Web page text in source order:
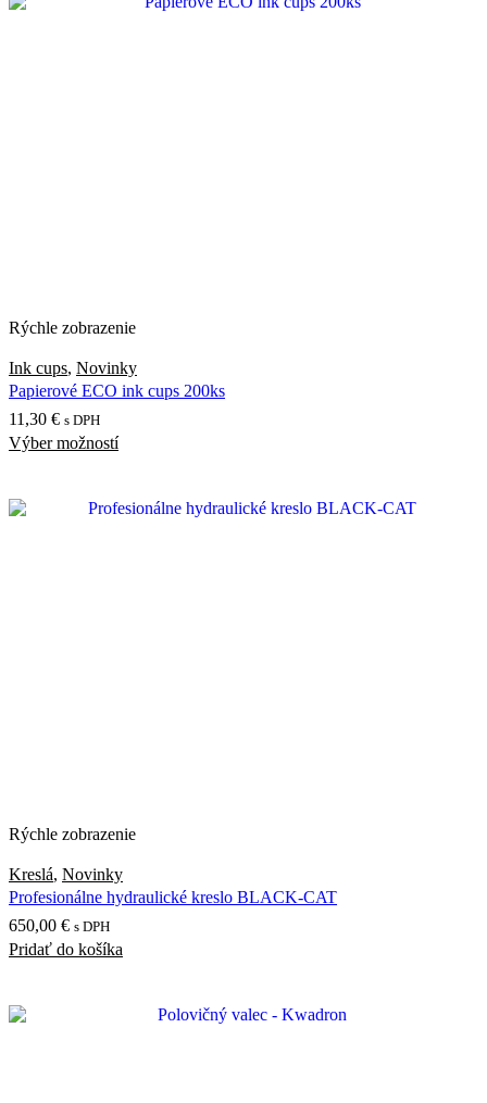
viacero
Rýchle zobrazenie
Ink cups, Novinky
Papierové ECO ink cups 200ks
11,30 € s DPH
Výber možnostíTento
Rýchle zobrazenie
Kreslá, Novinky
Profesionálne hydraulické kreslo BLACK-CAT
650,00 € s DPH
Pridať do košíka